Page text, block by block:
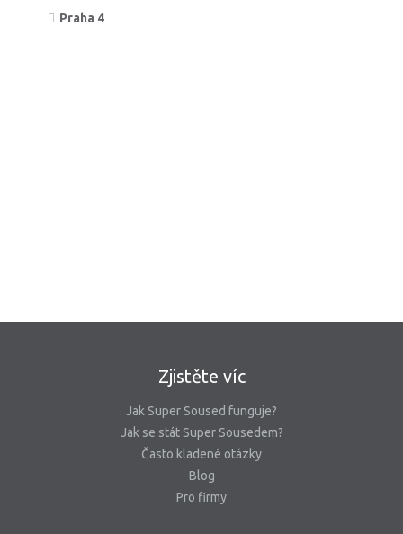
Praha 4
Zjistěte víc
Jak Super Soused funguje?
Jak se stát Super Sousedem?
Často kladené otázky
Blog
Pro firmy